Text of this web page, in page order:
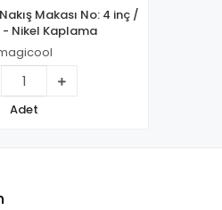
Makası No: 4 inç /
- Nikel Kaplama
Adet